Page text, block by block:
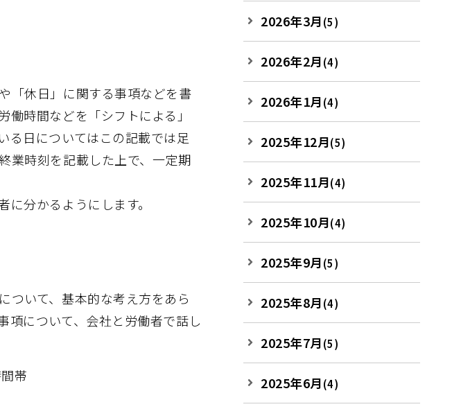
「休日」に関する事項などを書
時間などを「シフトによる」
る日についてはこの記載では足
業時刻を記載した上で、一定期
分かるようにします。
ついて、基本的な考え方をあら
項について、会社と労働者で話し
帯
2026年3月(5)
2026年2月(4)
2026年1月(4)
2025年12月(5)
2025年11月(4)
2025年10月(4)
2025年9月(5)
2025年8月(4)
2025年7月(5)
2025年6月(4)